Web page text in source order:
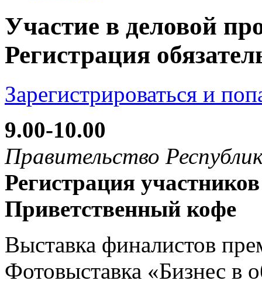
Участие в деловой
Регистрация
Зарегистрироваться и
9.00-10.00
Правительство
Регистрация участников
Приветственный кофе
Выставка финалистов
Фотовыставка «Бизнес в